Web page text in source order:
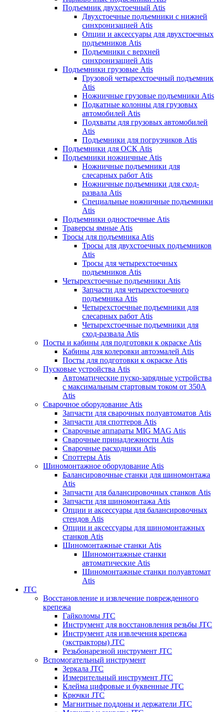
Подъемник двухстоечный Atis
Двухстоечные подъемники с нижней
синхронизацией Atis
Опции и аксессуары для двухстоечных
подъемников Atis
Подъемники с верхней
синхронизацией Atis
Подъемники грузовые Atis
Грузовой четырехстоечный подъемник
Atis
Ножничные грузовые подъемники Atis
Подкатные колонны для грузовых
автомобилей Atis
Подхваты для грузовых автомобилей
Atis
Подъемники для погрузчиков Atis
Подъемники для ОСК Atis
Подъемники ножничные Atis
Ножничные подъемники для
слесарных работ Atis
Ножничные подъемники для сход-
развала Atis
Специальные ножничные подъемники
Atis
Подъемники одностоечные Atis
Траверсы ямные Atis
Тросы для подъемника Atis
Тросы для двухстоечных подъемников
Atis
Тросы для четырехстоечных
подъемников Atis
Четырехстоечные подъемники Atis
Запчасти для четырехстоечного
подъемника Atis
Четырехстоечные подъемники для
слесарных работ Atis
Четырехстоечные подъемники для
сход-развала Atis
Посты и кабины для подготовки к окраске Atis
Кабины для колеровки автоэмалей Atis
Посты для подготовки к окраске Atis
Пусковые устройства Atis
Автоматические пуско-зарядные устройства
с максимальным стартовым током от 350А
Atis
Сварочное оборудование Atis
Запчасти для сварочных полуавтоматов Atis
Запчасти для споттеров Atis
Сварочные аппараты MIG MAG Atis
Сварочные принадлежности Atis
Сварочные расходники Atis
Споттеры Atis
Шиномонтажное оборудование Atis
Балансировочные станки для шиномонтажа
Atis
Запчасти для балансировочных станков Atis
Запчасти для шиномонтажа Atis
Опции и аксессуары для балансировочных
стендов Atis
Опции и аксессуары для шиномонтажных
станков Atis
Шиномонтажные станки Atis
Шиномонтажные станки
автоматические Atis
Шиномонтажные станки полуавтомат
Atis
JTC
Восстановление и извлечение поврежденного
крепежа
Гайколомы JTC
Инструмент для восстановления резьбы JTC
Инструмент для извлечения крепежа
(экстракторы) JTC
Резьбонарезной инструмент JTC
Вспомогательный инструмент
Зеркала JTC
Измерительный инструмент JTC
Клейма цифровые и буквенные JTC
Крючки JTC
Магнитные поддоны и держатели JTC